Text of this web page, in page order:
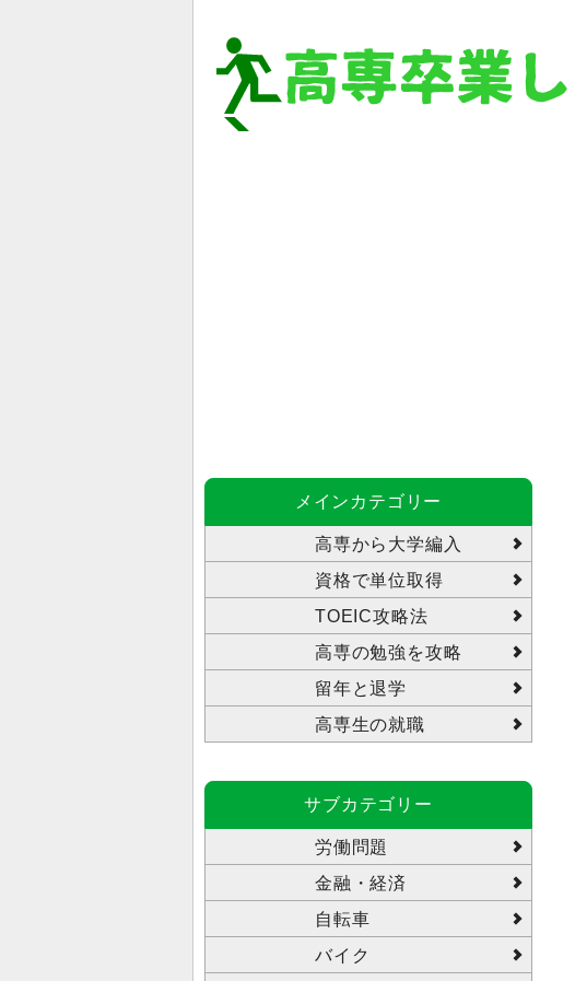
メインカテゴリー
高専から大学編入
資格で単位取得
TOEIC攻略法
高専の勉強を攻略
留年と退学
高専生の就職
サブカテゴリー
労働問題
金融・経済
自転車
バイク